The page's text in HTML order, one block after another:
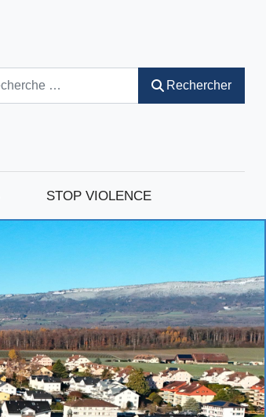
Rechercher
STOP VIOLENCE